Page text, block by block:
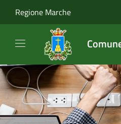
Regione Marche